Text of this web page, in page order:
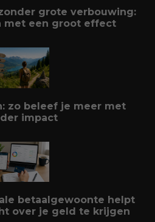
grote verbouwing:
met een groot effect
zo beleef je meer met
impact
betaalgewoonte helpt
over je geld te krijgen